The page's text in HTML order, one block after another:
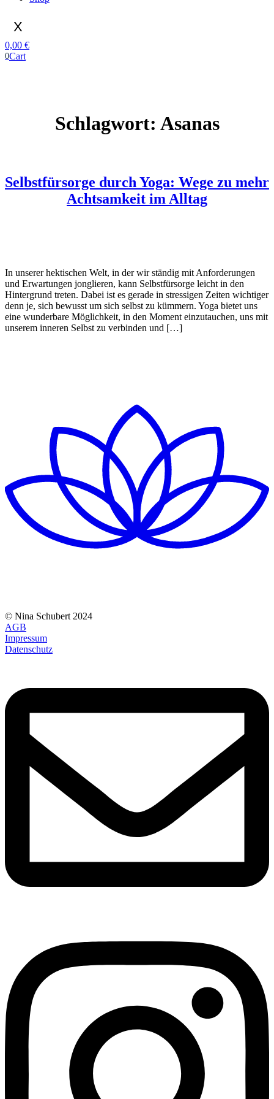
X
0,00 €
0Cart
Schlagwort: Asanas
Selbstfürsorge durch Yoga: Wege zu mehr
Achtsamkeit im Alltag
In unserer hektischen Welt, in der wir ständig mit Anforderungen
und Erwartungen jonglieren, kann Selbstfürsorge leicht in den
Hintergrund treten. Dabei ist es gerade in stressigen Zeiten wichtiger
denn je, sich bewusst um sich selbst zu kümmern. Yoga bietet uns
eine wunderbare Möglichkeit, in den Moment einzutauchen, uns mit
unserem inneren Selbst zu verbinden und […]
© Nina Schubert 2024
AGB
Impressum
Datenschutz